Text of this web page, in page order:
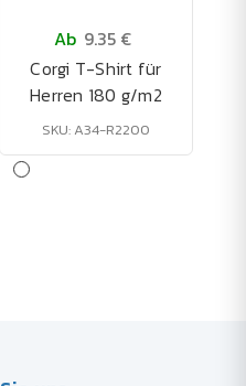
Ab 9.35 €
Corgi T-Shirt für
Herren 180 g/m2
SKU: A34-R2200